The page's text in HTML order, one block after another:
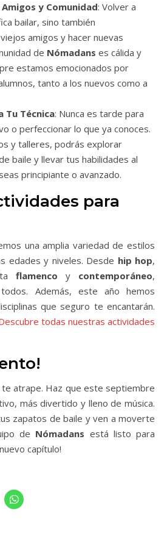
y Comunidad: Volver a
bailar, sino también
amigos y hacer nuevas
de Nómadans es cálida y
estamos emocionados por
tanto a los nuevos como a
Tu Técnica: Nunca es tarde para
o perfeccionar lo que ya conoces.
y talleres, podrás explorar
baile y llevar tus habilidades al
principiante o avanzado.
para
una amplia variedad de estilos
edades y niveles. Desde hip hop,
flamenco y contemporáneo,
Además, este año hemos
que seguro te encantarán.
todas nuestras actividades
atrape. Haz que este septiembre
más divertido y lleno de música.
zapatos de baile y ven a moverte
de Nómadans está listo para
capítulo!